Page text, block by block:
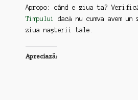
Apropo: când e ziua ta?
Timpului
dacă nu cumva avem
ziua nașterii tale.
Apreciază: